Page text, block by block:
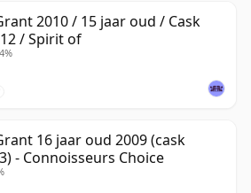
2010 / 15 jaar oud / Cask
/ Spirit of
16 jaar oud 2009 (cask
- Connoisseurs Choice